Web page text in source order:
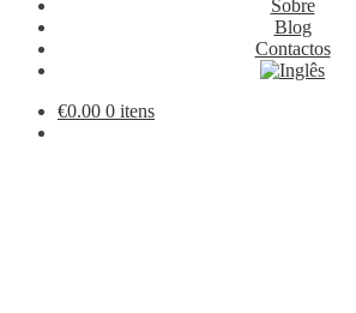
Sobre
Blog
Contactos
€0.00 0 itens